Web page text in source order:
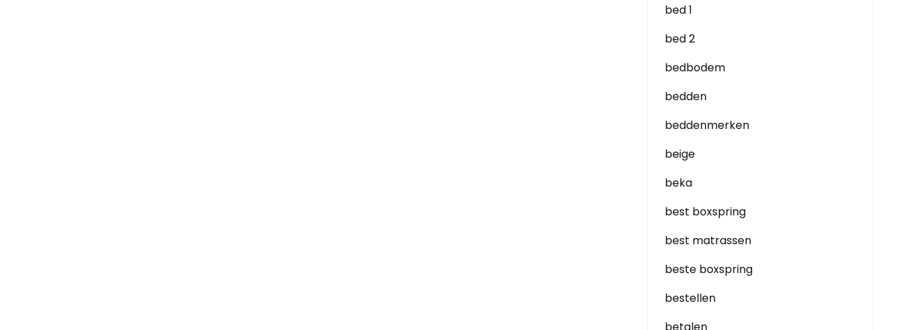
bed 1
bed 2
bedbodem
bedden
beddenmerken
beige
beka
best boxspring
best matrassen
beste boxspring
bestellen